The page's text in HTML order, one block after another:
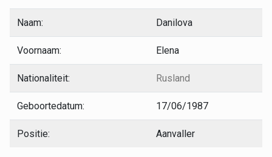
Naam: Danilova
Voornaam: Elena
Nationaliteit: Rusland
Geboortedatum: 17/06/1987
Positie: Aanvaller